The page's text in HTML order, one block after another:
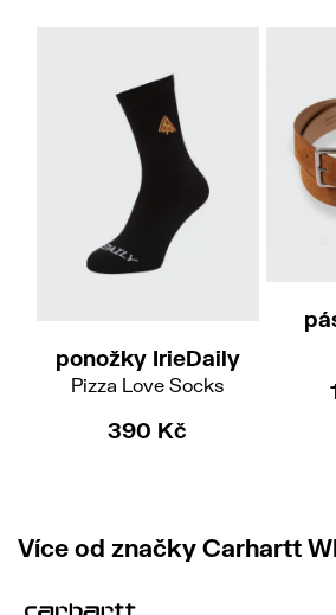
ponožky IrieDaily
Pizza Love Socks
390 Kč
Více od značky Carhartt